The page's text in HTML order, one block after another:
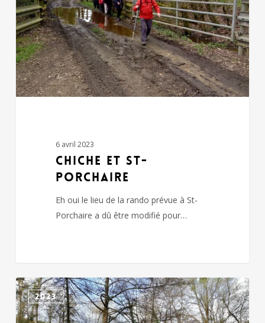
6 avril 2023
CHICHE et ST-
PORCHAIRE
Eh oui le lieu de la rando prévue à St-
Porchaire a dû être modifié pour…
CHICHE
2023